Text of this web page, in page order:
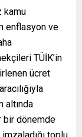
kamu
enflasyon ve
TÜİK’in
ücret
altında
bir dönemde